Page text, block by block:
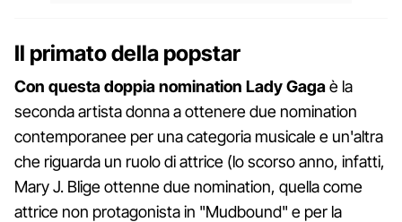
Il primato della popstar
Con questa doppia nomination Lady Gagaè la
seconda artista donna a ottenere due nomination
contemporanee per una categoria musicale e un'altra
che riguarda un ruolo di attrice (lo scorso anno, infatti,
Mary J. Blige ottenne due nomination, quella come
attrice non protagonista in "Mudbound" e per la